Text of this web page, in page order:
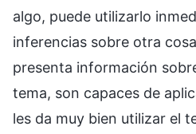
algo, puede utilizarlo
inferencias sobre otra
presenta información
tema, son capaces de
les da muy bien utilizar el